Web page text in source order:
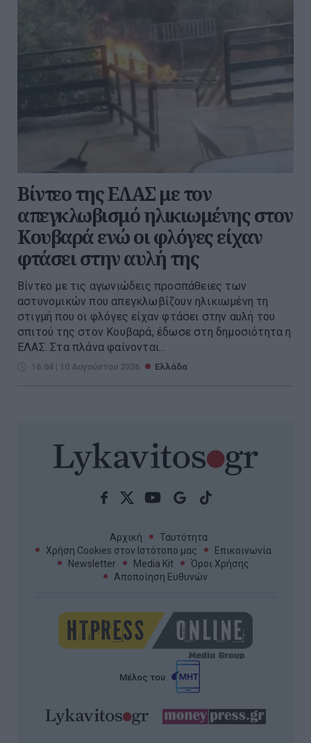
Βίντεο της ΕΛΑΣ με τον
απεγκλωβισμό ηλικιωμένης στον
Κουβαρά ενώ οι φλόγες είχαν
φτάσει στην αυλή της
Βίντεο με τις αγωνιώδεις προσπάθειες των
αστυνομικών που απεγκλωβίζουν ηλικιωμένη τη
στιγμή που οι φλόγες είχαν φτάσει στην αυλή του
σπιτού της στον Κουβαρά, έδωσε στη δημοσιότητα η
ΕΛΑΣ. Στα πλάνα φαίνονται...
16:04 | 10 Αυγούστου 2026 Ελλάδα
Αρχική
Ταυτότητα
Χρήση Cookies στον Ιστότοπο μας
Επικοινωνία
Newsletter
Media Kit
Όροι Χρήσης
Αποποίηση Ευθυνών
Μέλος του